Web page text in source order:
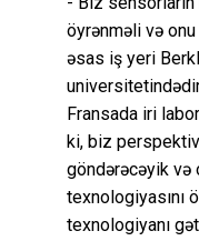
öyrənməli və
əsas iş yeri
Fransada iri
ki, biz
göndərəcəyik və
texnologiyasını
texnologiyanı